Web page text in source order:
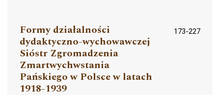
Formy działalności
dydaktyczno-wychowawczej
Sióstr Zgromadzenia
Zmartwychwstania
Pańskiego w Polsce w latach
1918-1939
173-227